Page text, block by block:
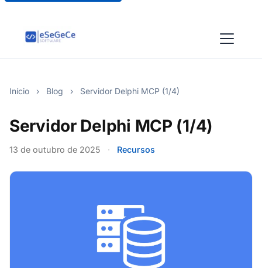
Início › Blog › Servidor Delphi MCP (1/4)
Servidor Delphi MCP (1/4)
13 de outubro de 2025 · Recursos